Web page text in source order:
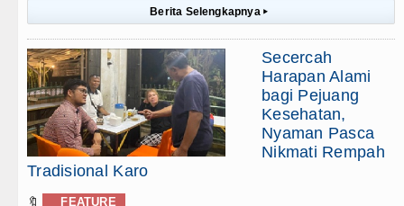
Berita Selengkapnya ▸
Secercah
Harapan Alami
bagi Pejuang
Kesehatan,
Nyaman Pasca
Nikmati Rempah
Tradisional Karo
🔖 FEATURE